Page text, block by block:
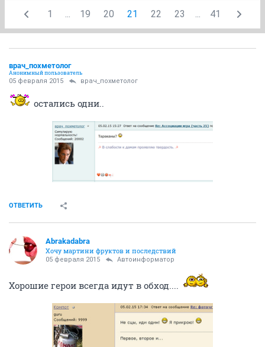
1 19 20 21 22 23 41
врач_похметолог
Анонимный пользователь
05 февраля 2015 врач_похметолог
остались одни..
ОТВЕТИТЬ
Abrakadabra
Хочу мартини фруктов и последствий
05 февраля 2015 Автоинформатор
Хорошие герои всегда идут в обход....